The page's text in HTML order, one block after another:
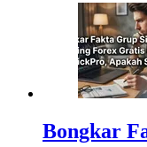
Bongkar